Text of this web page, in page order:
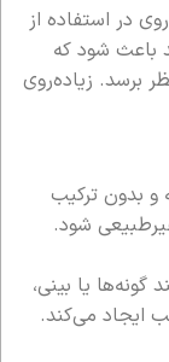
در استفاده از
باعث شود که
برسد. زیاده‌روی
و بدون ترکیب
شود.
یا بینی،
ایجاد می‌کند.